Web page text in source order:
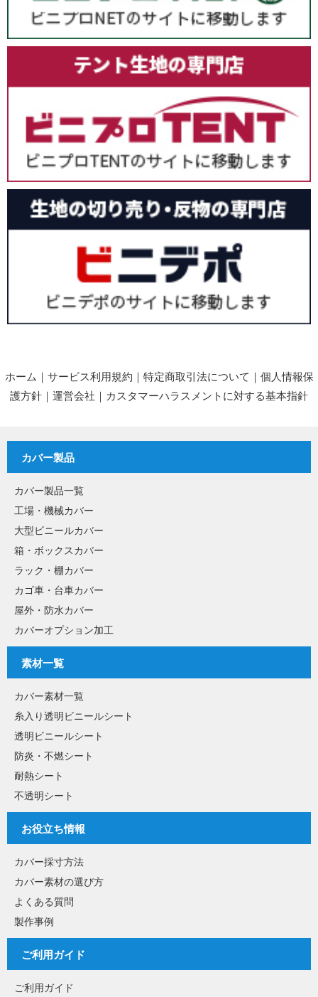
ホーム ｜ サービス利用規約 ｜ 特定商取引法について ｜ 個人情報保
護方針 ｜ 運営会社 ｜ カスタマーハラスメントに対する基本指針
カバー製品
カバー製品一覧
工場・機械カバー
大型ビニールカバー
箱・ボックスカバー
ラック・棚カバー
カゴ車・台車カバー
屋外・防水カバー
カバーオプション加工
素材一覧
カバー素材一覧
糸入り透明ビニールシート
透明ビニールシート
防炎・不燃シート
耐熱シート
不透明シート
お役立ち情報
カバー採寸方法
カバー素材の選び方
よくある質問
製作事例
ご利用ガイド
ご利用ガイド